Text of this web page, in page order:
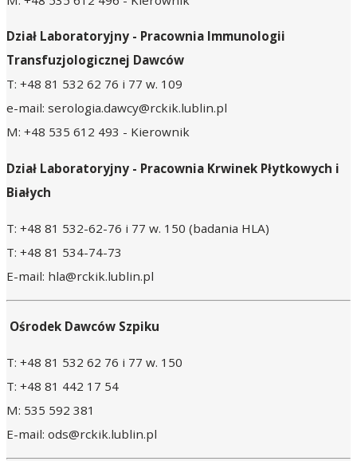
Dział Laboratoryjny - Pracownia Immunologii
Transfuzjologicznej Dawców
T: +48 81 532 62 76 i 77 w. 109
e-mail: serologia.dawcy@rckik.lublin.pl
M: +48 535 612 493 - Kierownik
Dział Laboratoryjny - Pracownia Krwinek Płytkowych i
Białych
T: +48 81 532-62-76 i 77 w. 150 (badania HLA)
T: +48 81 534-74-73
E-mail: hla@rckik.lublin.pl
Ośrodek Dawców Szpiku
T: +48 81 532 62 76 i 77 w. 150
T: +48 81 442 17 54
M: 535 592 381
E-mail: ods@rckik.lublin.pl